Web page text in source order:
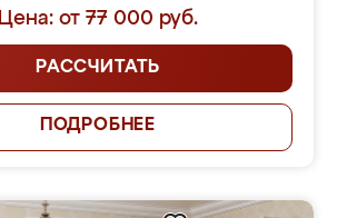
Цена: от 77 000 руб.
РАССЧИТАТЬ
ПОДРОБНЕЕ